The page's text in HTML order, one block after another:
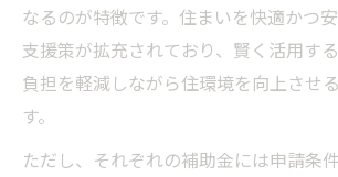
の注意点
制度変更に強い株式会社H＆
最新サポート
トイレやお風呂の改修を補助金で
なるのが特徴です。住まいを快適かつ
支援策が拡充されており、賢く活用す
負担を軽減しながら住環境を向上させ
す。
ただし、それぞれの補助金には申請条